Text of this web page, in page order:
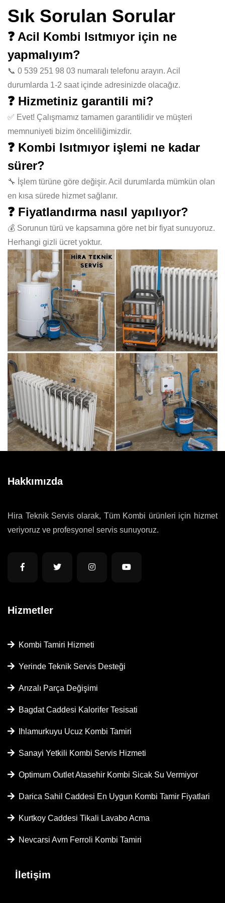
Sık Sorulan Sorular
❓ Acil Kombi Isıtmıyor için ne
yapmalıyım?
📞 0 539 251 98 03 numaralı telefonu arayın. Acil
durumlarda 1-2 saat içinde adresinizde olacağız.
❓ Hizmetiniz garantili mi?
✅ Evet! Çalışmamız tamamen garantilidir ve müşteri
memnuniyeti bizim önceliliğimizdir.
❓ Kombi Isıtmıyor işlemi ne kadar
sürer?
🔧 İşlem türüne göre değişir. Acil durumlarda mümkün olan
en kısa sürede hizmet sağlanır.
❓ Fiyatlandırma nasıl yapılıyor?
💰 Sorunun türü ve kapsamına göre net bir fiyat sunuyoruz.
Herhangi gizli ücret yoktur.
Hakkımızda
Hira Teknik Servis olarak, Tüm Kombi ürünleri için hizmet
veriyoruz ve profesyonel servis sunuyoruz.
Hizmetler
Kombi Tamiri Hizmeti
Yerinde Teknik Servis Desteği
Arızalı Parça Değişimi
Bagdat Caddesi Kalorifer Tesisati
Ihlamurkuyu Ucuz Kombi Tamiri
Sanayi Yetkili Kombi Servis Hizmeti
Optimum Outlet Atasehir Kombi Sicak Su Vermiyor
Darica Sahil Caddesi En Uygun Kombi Tamir Fiyatlari
Kurtkoy Caddesi Tikali Lavabo Acma
Nevcarsi Avm Ferroli Kombi Tamiri
İletişim